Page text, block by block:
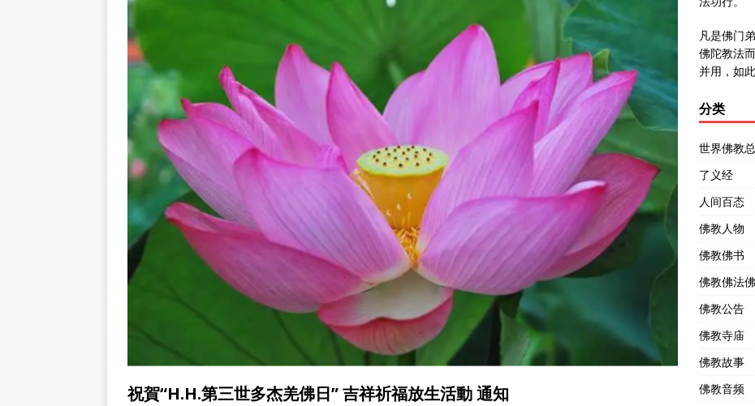
祝賀“H.H.第三世多杰羌佛日” 吉祥祈福放生活動 通知
凡是佛门
佛陀教法
并用，如
分类
世界佛教
了义经
人间百态
佛教人物
佛教佛书
佛教佛法
佛教公告
佛教寺庙
佛教故事
佛教音频